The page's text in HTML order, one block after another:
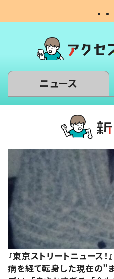
ニュース
『東京ストリートニュース！
病を経て転身した現在の”